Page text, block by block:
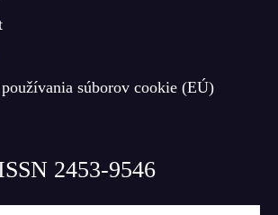
súborov cookie (EÚ)
2453-9546